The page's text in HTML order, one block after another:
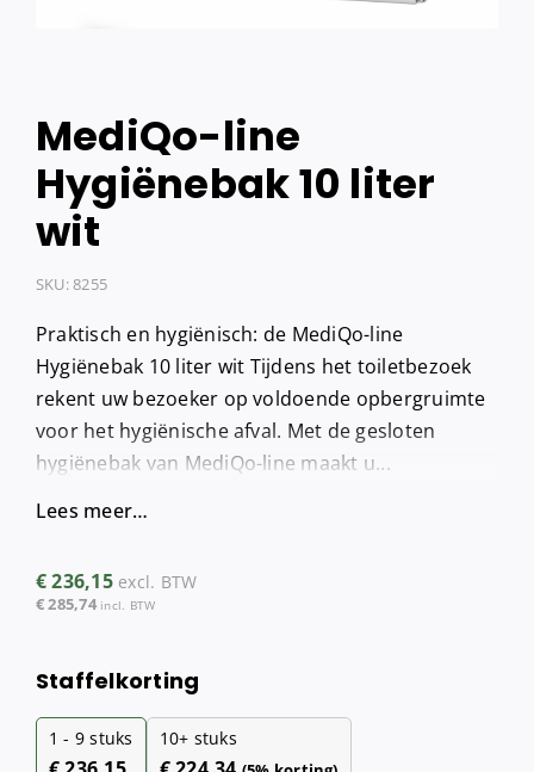
MediQo-line
Hygiënebak 10 liter
wit
SKU:8255
Praktisch en hygiënisch: de MediQo-line
Hygiënebak 10 liter wit Tijdens het toiletbezoek
rekent uw bezoeker op voldoende opbergruimte
voor het hygiënische afval. Met de gesloten
hygiënebak van MediQo-line maakt u...
Lees meer…
€236,15 excl. BTW
€285,74 incl. BTW
Staffelkorting
1 - 9 stuks 10+ stuks